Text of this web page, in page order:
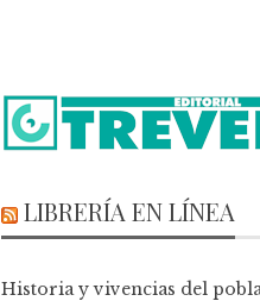
LIBRERÍA EN LÍNEA
Historia y vivencias del